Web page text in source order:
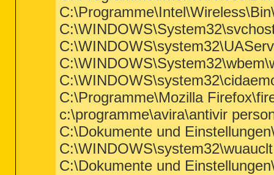
C:\Programme\Mozilla
c:\programme\avira\antivir
C:\Dokumente und
C:\Dokumente und